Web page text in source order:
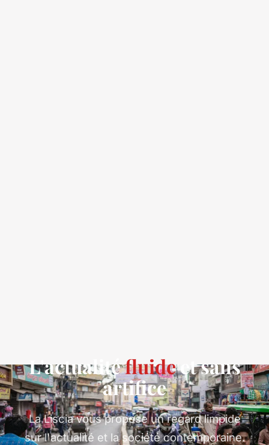
L'actualitéfluideet sans
artifice
La Liscia vous propose un regard limpide
sur l'actualité et la société contemporaine.